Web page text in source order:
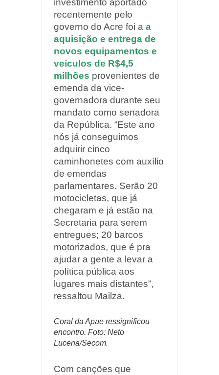
investimento aportado
recentemente pelo
governo do Acre foi a a
aquisição e entrega de
novos equipamentos e
veículos de R$4,5
milhões provenientes de
emenda da vice-
governadora durante seu
mandato como senadora
da República. “Este ano
nós já conseguimos
adquirir cinco
caminhonetes com auxílio
de emendas
parlamentares. Serão 20
motocicletas, que já
chegaram e já estão na
Secretaria para serem
entregues; 20 barcos
motorizados, que é pra
ajudar a gente a levar a
política pública aos
lugares mais distantes”,
ressaltou Mailza.
Coral da Apae ressignificou
encontro. Foto: Neto
Lucena/Secom.
Com canções que